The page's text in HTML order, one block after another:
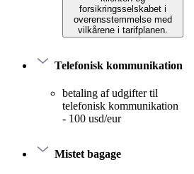
forsikringsselskabet i
overensstemmelse med
vilkårene i tarifplanen.
Telefonisk kommunikation
betaling af udgifter til
telefonisk kommunikation
- 100 usd/eur
Mistet bagage